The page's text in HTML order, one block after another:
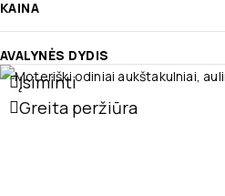
KAINA
AVALYNĖS DYDIS
Įsiminti
Greita peržiūra